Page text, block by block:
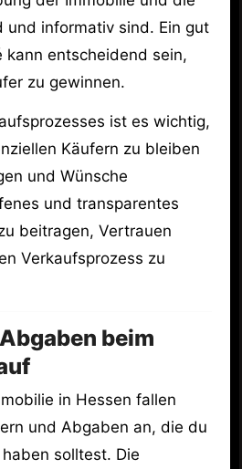
und informativ sind. Ein gut
kann entscheidend sein,
zu gewinnen.
ist es wichtig,
Käufern zu bleiben
und Wünsche
und transparentes
beitragen, Vertrauen
Verkaufsprozess zu
beim
in Hessen fallen
und Abgaben an, die du
solltest. Die